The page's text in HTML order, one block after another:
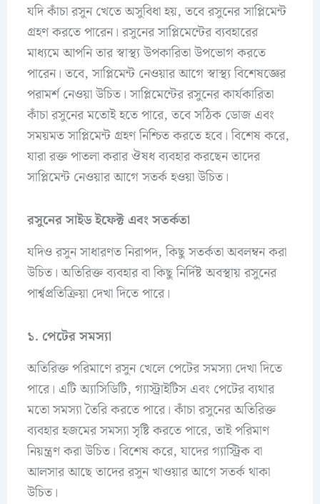
যদি কাঁচা রসুন খেতে অসুবিধা হয়, তবে রসুনের সাপ্লিমেন্ট
গ্রহণ করতে পারেন। রসুনের সাপ্লিমেন্টের ব্যবহারের
মাধ্যমে আপনি তার স্বাস্থ্য উপকারিতা উপভোগ করতে
পারেন। তবে, সাপ্লিমেন্ট নেওয়ার আগে স্বাস্থ্য বিশেষজ্ঞের
পরামর্শ নেওয়া উচিত। সাপ্লিমেন্টের রসুনের কার্যকারিতা
কাঁচা রসুনের মতোই হতে পারে, তবে সঠিক ডোজ এবং
সময়মত সাপ্লিমেন্ট গ্রহণ নিশ্চিত করতে হবে। বিশেষ করে,
যারা রক্ত পাতলা করার ঔষধ ব্যবহার করছেন তাদের
সাপ্লিমেন্ট নেওয়ার আগে সতর্ক হওয়া উচিত।
রসুনের সাইড ইফেক্ট এবং সতর্কতা
যদিও রসুন সাধারণত নিরাপদ, কিছু সতর্কতা অবলম্বন করা
উচিত। অতিরিক্ত ব্যবহার বা কিছু নির্দিষ্ট অবস্থায় রসুনের
পার্শ্বপ্রতিক্রিয়া দেখা দিতে পারে।
১. পেটের সমস্যা
অতিরিক্ত পরিমাণে রসুন খেলে পেটের সমস্যা দেখা দিতে
পারে। এটি অ্যাসিডিটি, গ্যাস্ট্রাইটিস এবং পেটের ব্যথার
মতো সমস্যা তৈরি করতে পারে। কাঁচা রসুনের অতিরিক্ত
ব্যবহার হজমের সমস্যা সৃষ্টি করতে পারে, তাই পরিমাণ
নিয়ন্ত্রণ করা উচিত। বিশেষ করে, যাদের গ্যাস্ট্রিক বা
আলসার আছে তাদের রসুন খাওয়ার আগে সতর্ক থাকা
উচিত।